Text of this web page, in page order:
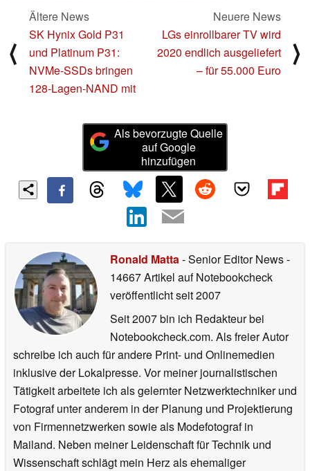
⟨
Ältere News
SK Hynix Gold P31
und Platinum P31:
NVMe-SSDs bringen
128-Lagen-NAND mit
Neuere News
LGs einrollbarer TV wird
2020 endlich ausgeliefert
– für 55.000 Euro
⟩
Als bevorzugte Quelle
auf Google
hinzufügen
Ronald Matta- Senior Editor News-
14667 Artikel auf Notebookcheck
veröffentlichtseit 2007
Seit 2007 bin ich Redakteur bei
Notebookcheck.com. Als freier Autor
schreibe ich auch für andere Print- und Onlinemedien
inklusive der Lokalpresse. Vor meiner journalistischen
Tätigkeit arbeitete ich als gelernter Netzwerktechniker und
Fotograf unter anderem in der Planung und Projektierung
von Firmennetzwerken sowie als Modefotograf in
Mailand. Neben meiner Leidenschaft für Technik und
Wissenschaft schlägt mein Herz als ehemaliger